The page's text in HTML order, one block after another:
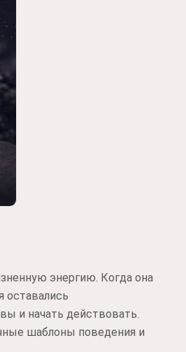
энергию. Когда она
оставались
и начать действовать.
шаблоны поведения и